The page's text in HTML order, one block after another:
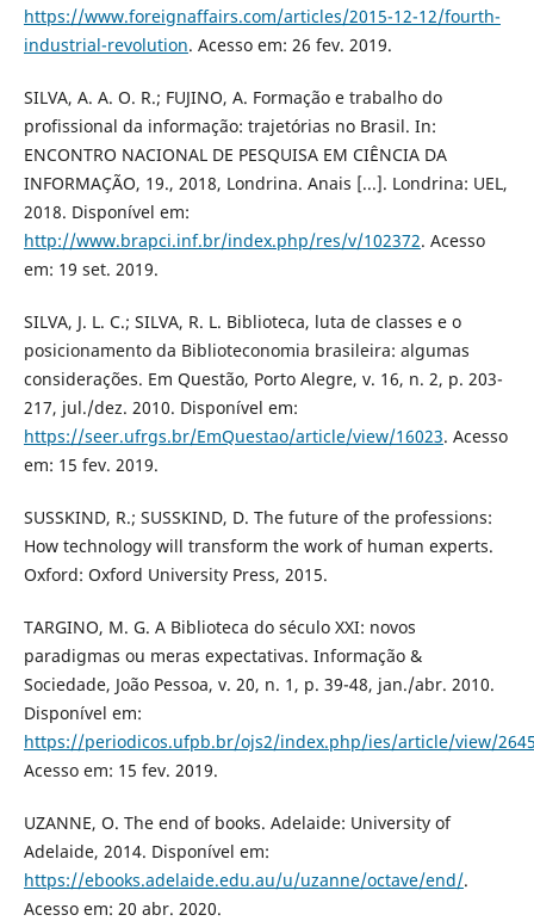
https://www.foreignaffairs.com/articles/2015-12-12/fourth-
industrial-revolution. Acesso em: 26 fev. 2019.
SILVA, A. A. O. R.; FUJINO, A. Formação e trabalho do
profissional da informação: trajetórias no Brasil. In:
ENCONTRO NACIONAL DE PESQUISA EM CIÊNCIA DA
INFORMAÇÃO, 19., 2018, Londrina. Anais [...]. Londrina: UEL,
2018. Disponível em:
http://www.brapci.inf.br/index.php/res/v/102372. Acesso
em: 19 set. 2019.
SILVA, J. L. C.; SILVA, R. L. Biblioteca, luta de classes e o
posicionamento da Biblioteconomia brasileira: algumas
considerações. Em Questão, Porto Alegre, v. 16, n. 2, p. 203-
217, jul./dez. 2010. Disponível em:
https://seer.ufrgs.br/EmQuestao/article/view/16023. Acesso
em: 15 fev. 2019.
SUSSKIND, R.; SUSSKIND, D. The future of the professions:
How technology will transform the work of human experts.
Oxford: Oxford University Press, 2015.
TARGINO, M. G. A Biblioteca do século XXI: novos
paradigmas ou meras expectativas. Informação &
Sociedade, João Pessoa, v. 20, n. 1, p. 39-48, jan./abr. 2010.
Disponível em:
https://periodicos.ufpb.br/ojs2/index.php/ies/article/view/
Acesso em: 15 fev. 2019.
UZANNE, O. The end of books. Adelaide: University of
Adelaide, 2014. Disponível em:
https://ebooks.adelaide.edu.au/u/uzanne/octave/end/.
Acesso em: 20 abr. 2020.